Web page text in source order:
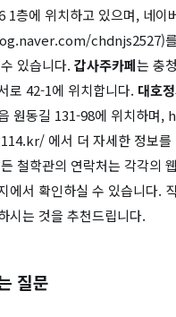
1층에 위치하고 있으며, 네이
chdnjs2527)를
있습니다. 갑사주카페는 충
로 42-1에 위치합니다. 대호
원동길 131-98에 위치하
에서 더 자세한 정보를
철학관의 연락처는 각각의
에서 확인하실 수 있습니다.
시는 것을 추천드립니다.
질문